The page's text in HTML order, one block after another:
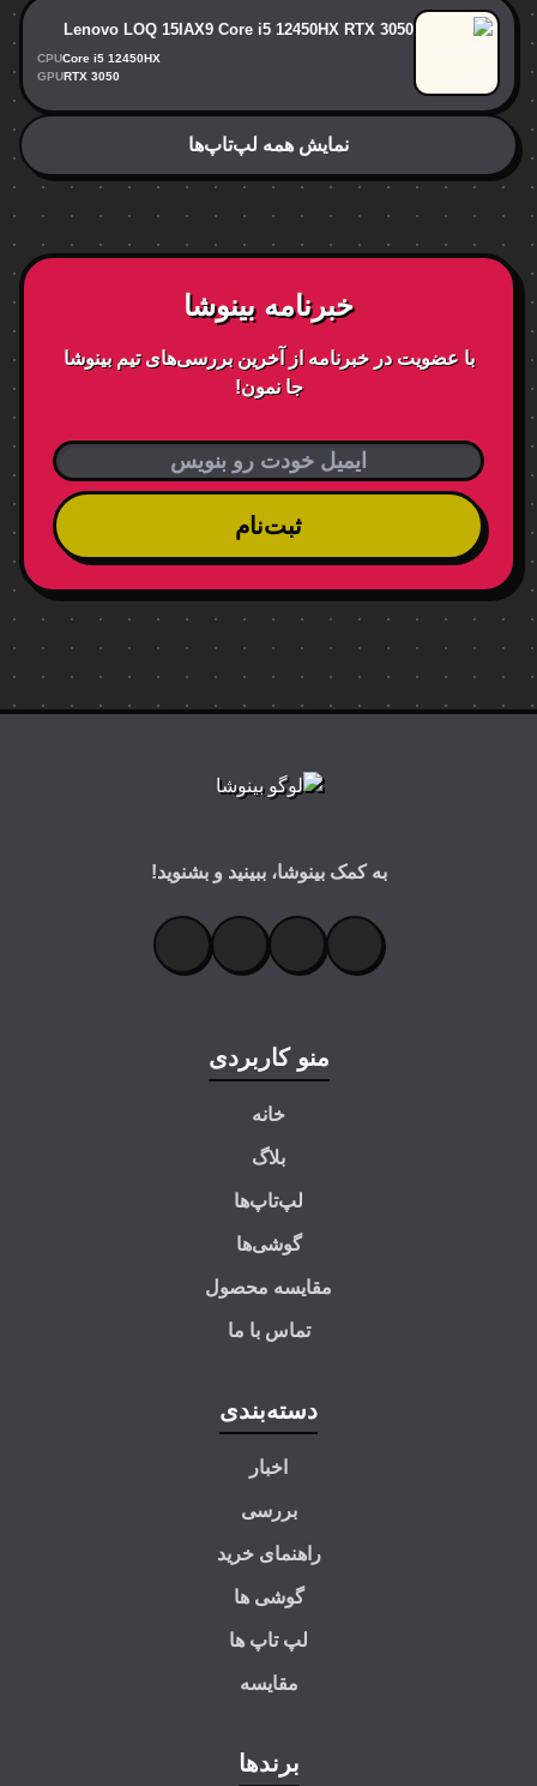
Lenovo LOQ 15IAX9 Core i5 12450HX RTX 3050
CPUCore i5 12450HX
GPURTX 3050
نمایش همه لپ‌تاپ‌ها
خبرنامه بینوشا
با عضویت در خبرنامه از آخرین بررسی‌های تیم بینوشا
جا نمون!
ثبت‌نام
به کمک بینوشا، ببینید و بشنوید!
منو کاربردی
خانه
بلاگ
لپ‌تاپ‌ها
گوشی‌ها
مقایسه محصول
تماس با ما
دسته‌بندی
اخبار
بررسی
راهنمای خرید
گوشی ها
لپ تاپ ها
مقایسه
برندها